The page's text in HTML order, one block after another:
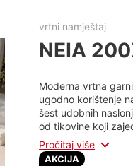
vrtni namještaj
NEIA
Moderna vrtna
ugodno korištenje
šest udobnih
od tikovine koji
Pročitaj više
AKCIJA